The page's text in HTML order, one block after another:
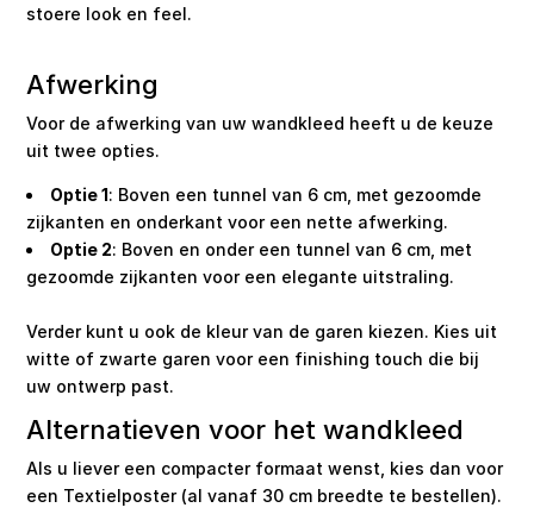
stoere look en feel.
Afwerking
Voor de afwerking van uw wandkleed heeft u de keuze
uit twee opties.
Optie 1: Boven een tunnel van 6 cm, met gezoomde
zijkanten en onderkant voor een nette afwerking.
Optie 2: Boven en onder een tunnel van 6 cm, met
gezoomde zijkanten voor een elegante uitstraling.
Verder kunt u ook de kleur van de garen kiezen. Kies uit
witte of zwarte garen voor een finishing touch die bij
uw ontwerp past.
Alternatieven voor het wandkleed
Als u liever een compacter formaat wenst, kies dan voor
een Textielposter (al vanaf 30 cm breedte te bestellen).